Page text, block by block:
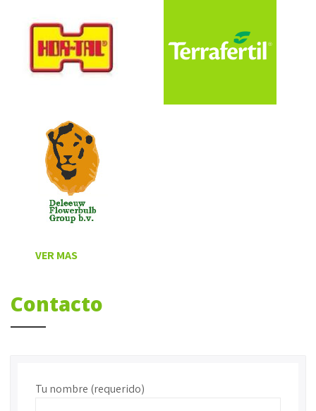
VER MAS
Contacto
Tu nombre (requerido)